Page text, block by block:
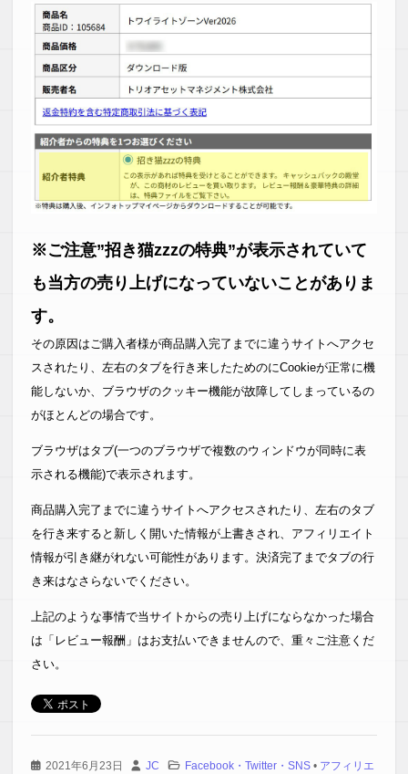
※ご注意”招き猫zzzの特典”が表示されていて
も当方の売り上げになっていないことがありま
す。
その原因はご購入者様が商品購入完了までに違うサイトへアクセ
スされたり、左右のタブを行き来したためのにCookieが正常に機
能しないか、ブラウザのクッキー機能が故障してしまっているの
がほとんどの場合です。
ブラウザはタブ(一つのブラウザで複数のウィンドウが同時に表
示される機能)で表示されます。
商品購入完了までに違うサイトへアクセスされたり、左右のタブ
を行き来すると新しく開いた情報が上書きされ、アフィリエイト
情報が引き継がれない可能性があります。決済完了までタブの行
き来はなさらないでください。
上記のような事情で当サイトからの売り上げにならなかった場合
は「レビュー報酬」はお支払いできませんので、重々ご注意くだ
さい。
2021年6月23日 JC Facebook・Twitter・SNS • アフィリエ